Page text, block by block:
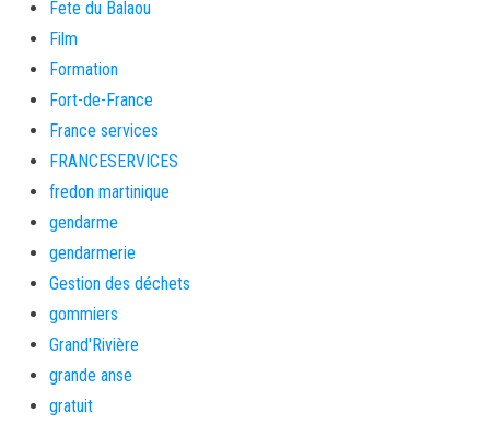
Fete du Balaou
Film
Formation
Fort-de-France
France services
FRANCESERVICES
fredon martinique
gendarme
gendarmerie
Gestion des déchets
gommiers
Grand'Rivière
grande anse
gratuit